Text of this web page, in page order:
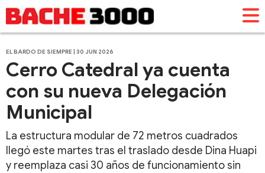
EL BARDO DE SIEMPRE | 30 JUN 2026
Cerro Catedral ya cuenta
con su nueva Delegación
Municipal
La estructura modular de 72 metros cuadrados
llegó este martes tras el traslado desde Dina Huapi
y reemplaza casi 30 años de funcionamiento sin